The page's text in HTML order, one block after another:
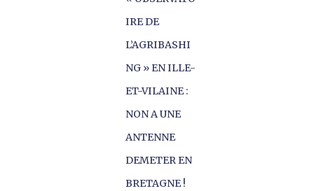
IRE DE
L’AGRIBASHI
NG » EN ILLE-
ET-VILAINE :
NON A UNE
ANTENNE
DEMETER EN
BRETAGNE !